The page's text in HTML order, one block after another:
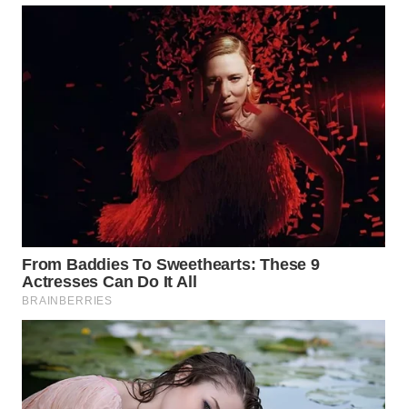
WN
MAJALENGKA
SUBANG
WN
SUKABUMI
WN
PURWAKARTA